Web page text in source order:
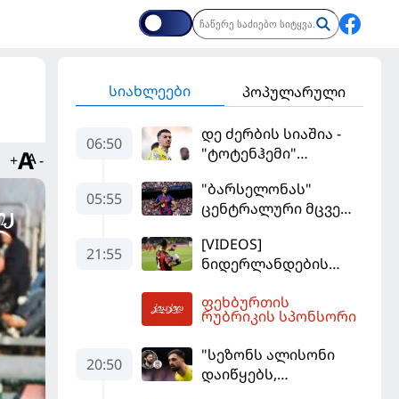
+ -
სიახლეები პოპულარული
06:50
დე ძერბის სიაშია -
"ტოტენჰემი"
განიხილავს
05:55
"ბარსელონას"
ცენტრალური მცველი
"ლივერპულში"
გააგრძელებს
21:55
[VIDEOS]
ნიდერლანდების
იეგოიანის გოლით
გაიხსნა - ის მატჩის
ფეხბურთის
რუბრიკის სპონსორი
20:50
"სეზონს ალისონი
დაიწყებს,